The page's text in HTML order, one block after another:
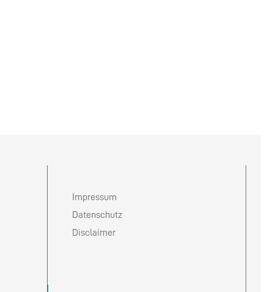
Impressum
Datenschutz
Disclaimer